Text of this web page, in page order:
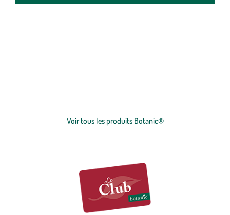
et le prix juste.
Voir tous les produits Botanic®